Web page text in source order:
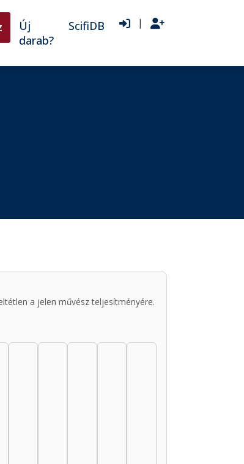
Új
darab?
ScifiDB |
a jelen művész teljesítményére.